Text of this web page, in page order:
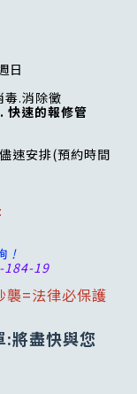
日
毒.消除黴
快速的報修管
速安排(預約時間
!
184-19
襲=法律必保護
:將盡快與您